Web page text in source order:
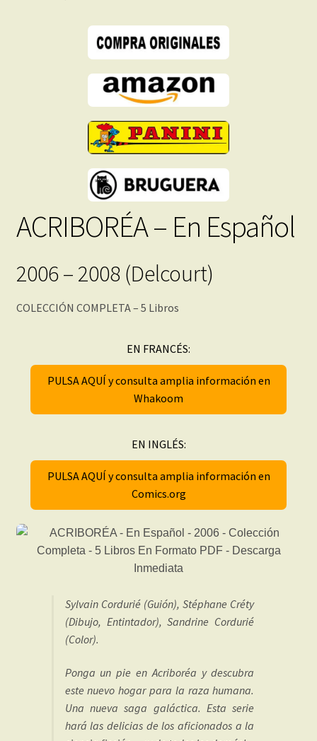
ACRIBORÉA – En Español
2006 – 2008 (Delcourt)
COLECCIÓN COMPLETA – 5 Libros
EN FRANCÉS:
PULSA AQUÍ y consulta amplia información en
Whakoom
EN INGLÉS:
PULSA AQUÍ y consulta amplia información en
Comics.org
Sylvain Cordurié (Guión), Stéphane Créty
(Dibujo, Entintador), Sandrine Cordurié
(Color).
Ponga un pie en Acriboréa y descubra
este nuevo hogar para la raza humana.
Una nueva saga galáctica. Esta serie
hará las delicias de los aficionados a la